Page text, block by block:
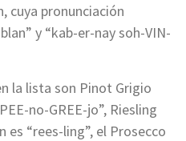
cuya pronunciación
y “kab-er-nay soh-VIN-
la lista son Pinot Grigio
no-GREE-jo”, Riesling
es “rees-ling”, el Prosecco